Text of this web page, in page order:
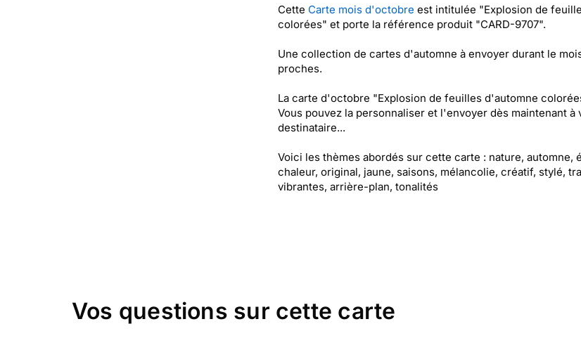
Cette Carte mois d'octobre est intitulée "Explosion de
colorées" et porte la référence produit "CARD-9707".
Une collection de cartes d'automne à envoyer durant le
proches.
La carte d'octobre "Explosion de feuilles d'automne
Vous pouvez la personnaliser et l'envoyer dès maintenant à
destinataire...
Voici les thèmes abordés sur cette carte : nature, automne,
chaleur, original, jaune, saisons, mélancolie, créatif, stylé,
vibrantes, arrière-plan, tonalités
Vos questions sur cette carte